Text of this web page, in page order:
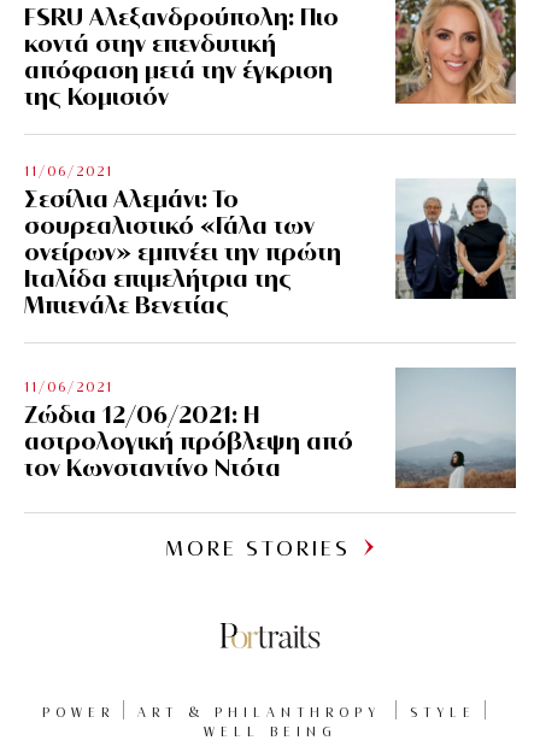
FSRU Αλεξανδρούπολη: Πιο
κοντά στην επενδυτική
απόφαση μετά την έγκριση
της Κομισιόν
11/06/2021
Σεσίλια Αλεμάνι: Το
σουρεαλιστικό «Γάλα των
ονείρων» εμπνέει την πρώτη
Ιταλίδα επιμελήτρια της
Μπιενάλε Βενετίας
11/06/2021
Ζώδια 12/06/2021: Η
αστρολογική πρόβλεψη από
τον Κωνσταντίνο Ντότα
MORE STORIES
POWER ART & PHILANTHROPY
STYLE
WELL BEING